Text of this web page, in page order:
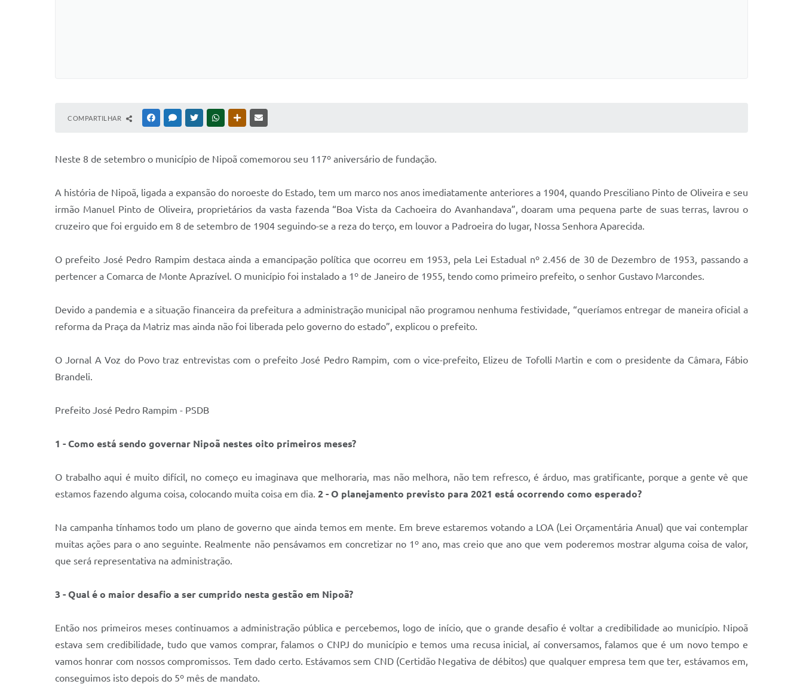
COMPARTILHAR FACEBOOKMESSENGER
TWITTERWHATSAPPOUTRAS MÍDIAS
Neste 8 de setembro o município de Nipoã comemorou seu 117º aniversário de fundação.
A história de Nipoã, ligada a expansão do noroeste do Estado, tem um marco nos anos imediatamente anteriores a 1904, quando Presciliano Pinto de Oliveira e seu
irmão Manuel Pinto de Oliveira, proprietários da vasta fazenda “Boa Vista da Cachoeira do Avanhandava”, doaram uma pequena parte de suas terras, lavrou o
cruzeiro que foi erguido em 8 de setembro de 1904 seguindo-se a reza do terço, em louvor a Padroeira do lugar, Nossa Senhora Aparecida.
O prefeito José Pedro Rampim destaca ainda a emancipação política que ocorreu em 1953, pela Lei Estadual nº 2.456 de 30 de Dezembro de 1953, passando a
pertencer a Comarca de Monte Aprazível. O município foi instalado a 1º de Janeiro de 1955, tendo como primeiro prefeito, o senhor Gustavo Marcondes.
Devido a pandemia e a situação financeira da prefeitura a administração municipal não programou nenhuma festividade, “queríamos entregar de maneira oficial a
reforma da Praça da Matriz mas ainda não foi liberada pelo governo do estado”, explicou o prefeito.
O Jornal A Voz do Povo traz entrevistas com o prefeito José Pedro Rampim, com o vice-prefeito, Elizeu de Tofolli Martin e com o presidente da Câmara, Fábio
Brandeli.
Prefeito José Pedro Rampim - PSDB
1 - Como está sendo governar Nipoã nestes oito primeiros meses?
O trabalho aqui é muito difícil, no começo eu imaginava que melhoraria, mas não melhora, não tem refresco, é árduo, mas gratificante, porque a gente vê que
estamos fazendo alguma coisa, colocando muita coisa em dia. 2 - O planejamento previsto para 2021 está ocorrendo como esperado?
Na campanha tínhamos todo um plano de governo que ainda temos em mente. Em breve estaremos votando a LOA (Lei Orçamentária Anual) que vai contemplar
muitas ações para o ano seguinte. Realmente não pensávamos em concretizar no 1º ano, mas creio que ano que vem poderemos mostrar alguma coisa de valor,
que será representativa na administração.
3 - Qual é o maior desafio a ser cumprido nesta gestão em Nipoã?
Então nos primeiros meses continuamos a administração pública e percebemos, logo de início, que o grande desafio é voltar a credibilidade ao município. Nipoã
estava sem credibilidade, tudo que vamos comprar, falamos o CNPJ do município e temos uma recusa inicial, aí conversamos, falamos que é um novo tempo e
vamos honrar com nossos compromissos. Tem dado certo. Estávamos sem CND (Certidão Negativa de débitos) que qualquer empresa tem que ter, estávamos em,
conseguimos isto depois do 5º mês de mandato.